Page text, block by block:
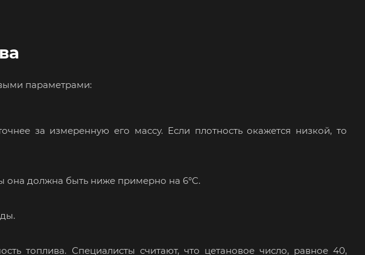
параметрами:
за измеренную его массу. Если плотность окажется низкой, то
должна быть ниже примерно на 6°C.
топлива. Специалисты считают, что цетановое число, равное 40,